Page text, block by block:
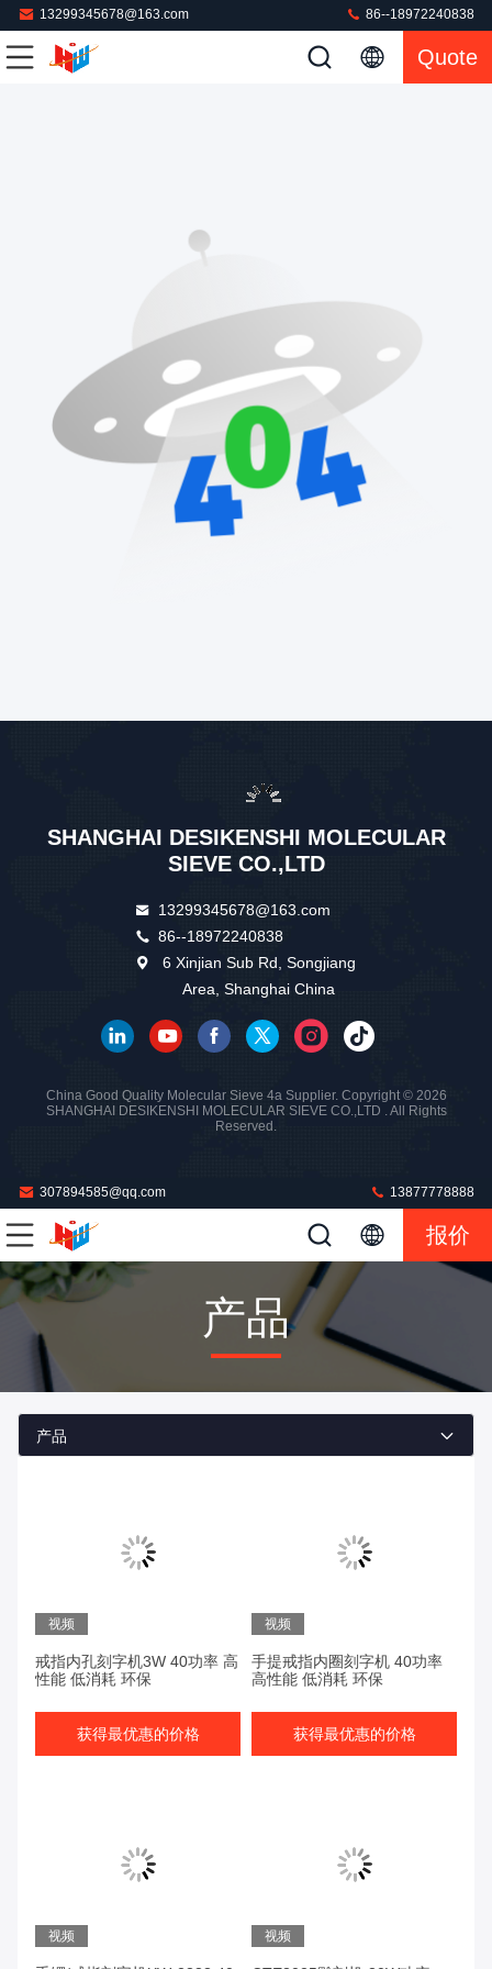
13299345678@163.com 86--18972240838
Quote
SHANGHAI DESIKENSHI MOLECULAR
SIEVE CO.,LTD
13299345678@163.com
86--18972240838
6 Xinjian Sub Rd, Songjiang
Area, Shanghai China
China Good Quality Molecular Sieve 4a Supplier. Copyright © 2026
SHANGHAI DESIKENSHI MOLECULAR SIEVE CO.,LTD . All Rights
Reserved.
307894585@qq.com 13877778888
报价
产品
产品
视频
戒指内孔刻字机3W 40功率 高
性能 低消耗 环保
获得最优惠的价格
视频
手提戒指内圈刻字机 40功率
高性能 低消耗 环保
获得最优惠的价格
视频 视频